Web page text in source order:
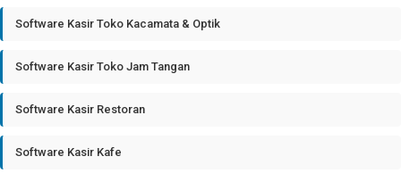
Software Kasir Toko Kacamata & Optik
Software Kasir Toko Jam Tangan
Software Kasir Restoran
Software Kasir Kafe